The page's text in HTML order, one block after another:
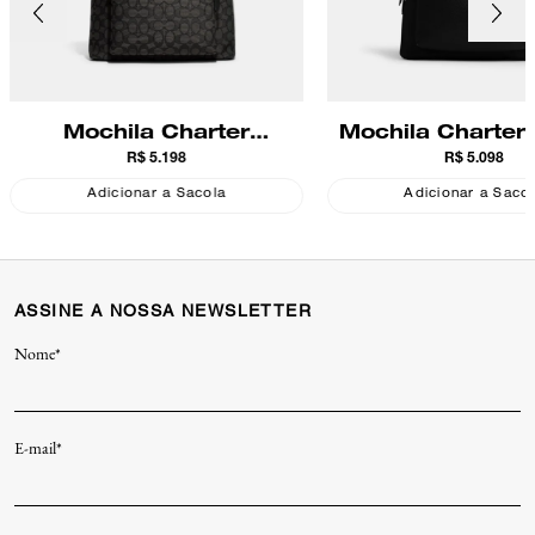
Mochila Charter
Backpack In Signature
Jacquard Coach
R$ 5.198
Adicionar a Sacola
Mochila Charter
R$ 5.098
Adicionar a
ASSINE A NOSSA NEWSLETTER
Nome*
E-mail*